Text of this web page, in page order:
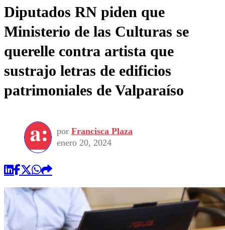
Diputados RN piden que
Ministerio de las Culturas se
querelle contra artista que
sustrajo letras de edificios
patrimoniales de Valparaíso
por Francisca Plaza
enero 20, 2024